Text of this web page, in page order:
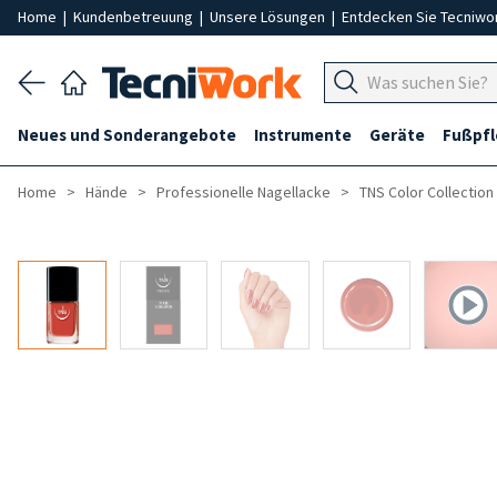
Home | Kundenbetreuung | Unsere Lösungen | Entdecken Sie
Neues und Sonderangebote Instrumente Geräte
Home Hände Professionelle Nagellacke TNS Color